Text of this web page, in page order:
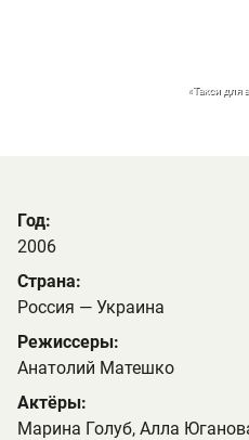
«Такси
Год:
2006
Страна:
Россия — Украина
Режиссеры:
Анатолий Матешко
Актёры:
Марина Голуб, Алла